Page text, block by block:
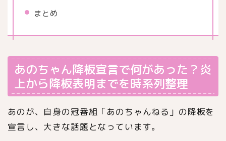
まとめ
あのちゃん降板宣言で何があった？炎
上から降板表明までを時系列整理
あのが、自身の冠番組「あのちゃんねる」の降板を
宣言し、大きな話題となっています。